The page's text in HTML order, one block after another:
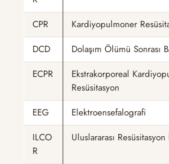
CPR
Kardiyopulmoner
DCD
Dolaşım Ölümü Sonrası
ECPR
Ekstrakorporeal
Resüsitasyon
EEG
Elektroensefalografi
ILCO
R
Uluslararası